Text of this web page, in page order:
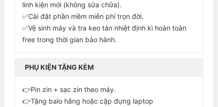
linh kiện mới (không sửa chữa).
✅Cài đặt phần mềm miễn phí trọn đời.
✅Vệ sinh máy và tra keo tản nhiệt định kì hoàn toàn
free trong thời gian bảo hành.
PHỤ KIỆN TẶNG KÈM
👉Pin zin + sạc zin theo máy.
👉Tặng balo hãng hoặc cặp đựng laptop